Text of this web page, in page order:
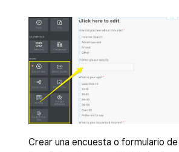
Crear una encuesta o formulario